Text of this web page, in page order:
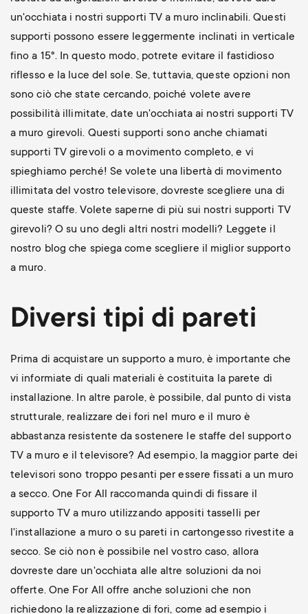
un'occhiata i nostri supporti TV a muro inclinabili. Questi
supporti possono essere leggermente inclinati in verticale
fino a 15°. In questo modo, potrete evitare il fastidioso
riflesso e la luce del sole. Se, tuttavia, queste opzioni non
sono ciò che state cercando, poiché volete avere
possibilità illimitate, date un'occhiata ai nostri supporti TV
a muro girevoli. Questi supporti sono anche chiamati
supporti TV girevoli o a movimento completo, e vi
spieghiamo perché! Se volete una libertà di movimento
illimitata del vostro televisore, dovreste scegliere una di
queste staffe. Volete saperne di più sui nostri supporti TV
girevoli? O su uno degli altri nostri modelli? Leggete il
nostro blog che spiega come scegliere il miglior supporto
a muro.
Diversi tipi di pareti
Prima di acquistare un supporto a muro, è importante che
vi informiate di quali materiali è costituita la parete di
installazione. In altre parole, è possibile, dal punto di vista
strutturale, realizzare dei fori nel muro e il muro è
abbastanza resistente da sostenere le staffe del supporto
TV a muro e il televisore? Ad esempio, la maggior parte dei
televisori sono troppo pesanti per essere fissati a un muro
a secco. One For All raccomanda quindi di fissare il
supporto TV a muro utilizzando appositi tasselli per
l'installazione a muro o su pareti in cartongesso rivestite a
secco. Se ciò non è possibile nel vostro caso, allora
dovreste dare un'occhiata alle altre soluzioni da noi
offerte. One For All offre anche soluzioni che non
richiedono la realizzazione di fori, come ad esempio i